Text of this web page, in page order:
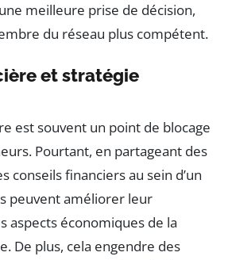
meilleure prise de décision,
du réseau plus compétent.
et stratégie
est souvent un point de blocage
Pourtant, en partageant des
conseils financiers au sein d’un
peuvent améliorer leur
aspects économiques de la
De plus, cela engendre des